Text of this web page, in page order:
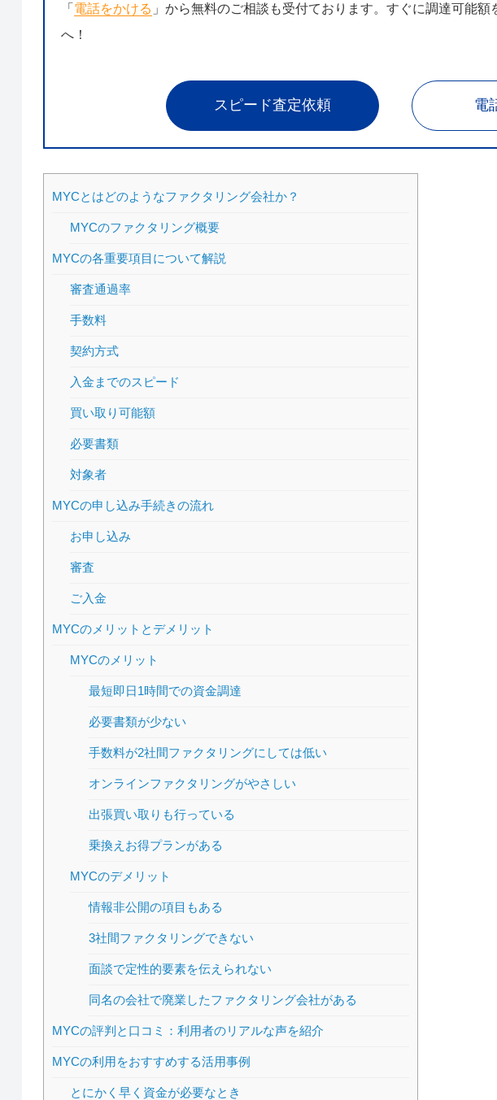
「 電話をかける 」から無料のご相談も受付ております。すぐに調達可能額
へ！
スピード査定依頼 電
MYCとはどのようなファクタリング会社か？
MYCのファクタリング概要
MYCの各重要項目について解説
審査通過率
手数料
契約方式
入金までのスピード
買い取り可能額
必要書類
対象者
MYCの申し込み手続きの流れ
お申し込み
審査
ご入金
MYCのメリットとデメリット
MYCのメリット
最短即日1時間での資金調達
必要書類が少ない
手数料が2社間ファクタリングにしては低い
オンラインファクタリングがやさしい
出張買い取りも行っている
乗換えお得プランがある
MYCのデメリット
情報非公開の項目もある
3社間ファクタリングできない
面談で定性的要素を伝えられない
同名の会社で廃業したファクタリング会社がある
MYCの評判と口コミ：利用者のリアルな声を紹介
MYCの利用をおすすめする活用事例
とにかく早く資金が必要なとき